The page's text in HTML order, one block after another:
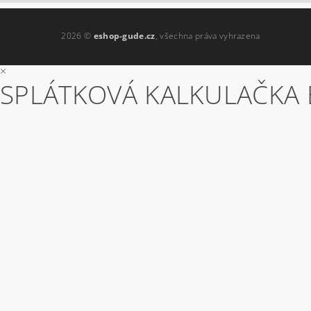
2026 © eshop-gude.cz, všechna práva vyhrazena
×
SPLÁTKOVÁ KALKULAČKA